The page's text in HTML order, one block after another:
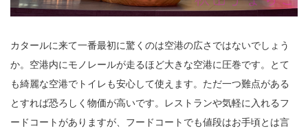
カタールに来て一番最初に驚くのは空港の広さではないでしょう
か。空港内にモノレールが走るほど大きな空港に圧巻です。とて
も綺麗な空港でトイレも安心して使えます。ただ一つ難点がある
とすれば恐ろしく物価が高いです。レストランや気軽に入れるフ
ードコートがありますが、フードコートでも値段はお手頃とは言